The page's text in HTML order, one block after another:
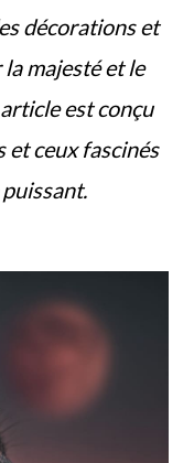
décorations et
majesté et le
est conçu
et ceux fascinés